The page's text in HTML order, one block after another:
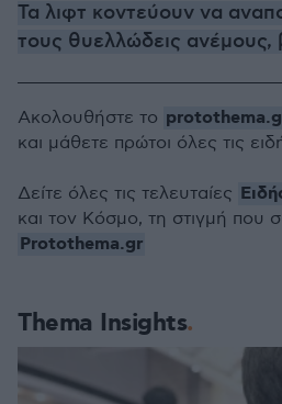
Τα λιφτ κοντεύουν να
τους θυελλώδεις ανέμους,
Thema Insights
Ακολουθήστε το
και μάθετε πρώτοι όλες τις
Δείτε όλες τις τελευταίες
και τον Κόσμο, τη στιγμή που
Protothema.gr